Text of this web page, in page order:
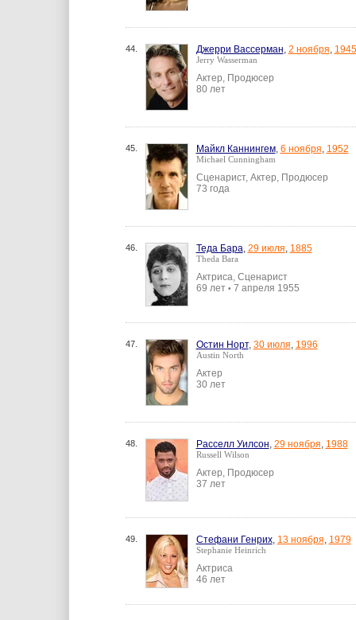
44. Джерри Вассерман, 2 ноября, 1945
Jerry Wasserman
Актер, Продюсер
80 лет
45. Майкл Каннингем, 6 ноября, 1952
Michael Cunningham
Сценарист, Актер, Продюсер
73 года
46. Теда Бара, 29 июля, 1885
Theda Bara
Актриса, Сценарист
69 лет • 7 апреля 1955
47. Остин Норт, 30 июля, 1996
Austin North
Актер
30 лет
48. Расселл Уилсон, 29 ноября, 1988
Russell Wilson
Актер, Продюсер
37 лет
49. Стефани Генрих, 13 ноября, 1979
Stephanie Heinrich
Актриса
46 лет